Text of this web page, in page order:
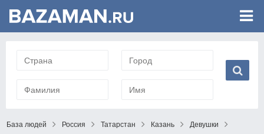
База людей Россия Татарстан Казань
Девушки